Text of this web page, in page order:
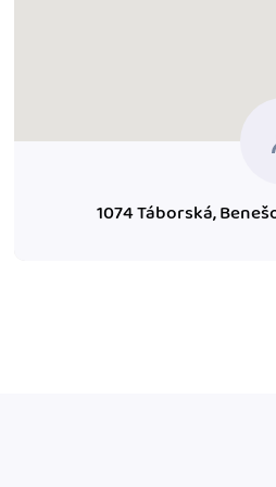
1074 Táborská,